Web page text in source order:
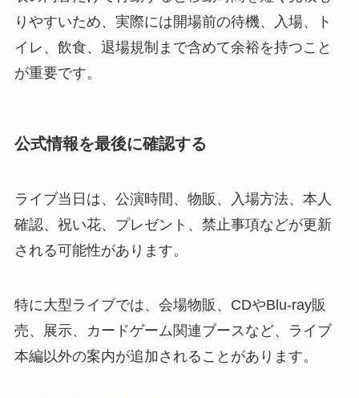
りやすいため、実際には開場前の待機、入場、ト
イレ、飲食、退場規制まで含めて余裕を持つこと
が重要です。
公式情報を最後に確認する
ライブ当日は、公演時間、物販、入場方法、本人
確認、祝い花、プレゼント、禁止事項などが更新
される可能性があります。
特に大型ライブでは、会場物販、CDやBlu-ray販
売、展示、カードゲーム関連ブースなど、ライブ
本編以外の案内が追加されることがあります。